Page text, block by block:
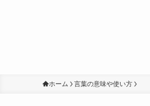
ホーム 言葉の意味や使い方